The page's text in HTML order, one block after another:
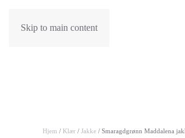
Skip to main content
Hjem / Klær / Jakke / Smaragdgrønn Maddalena